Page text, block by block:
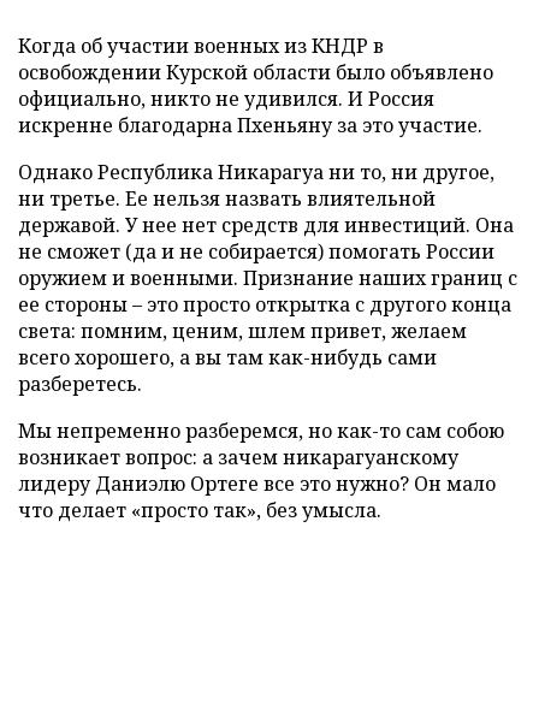
Когда об участии военных из КНДР в
освобождении Курской области было объявлено
официально, никто не удивился. И Россия
искренне благодарна Пхеньяну за это участие.
Однако Республика Никарагуа ни то, ни другое,
ни третье. Ее нельзя назвать влиятельной
державой. У нее нет средств для инвестиций. Она
не сможет (да и не собирается) помогать России
оружием и военными. Признание наших границ с
ее стороны – это просто открытка с другого конца
света: помним, ценим, шлем привет, желаем
всего хорошего, а вы там как-нибудь сами
разберетесь.
Мы непременно разберемся, но как-то сам собою
возникает вопрос: а зачем никарагуанскому
лидеру Даниэлю Ортеге все это нужно? Он мало
что делает «просто так», без умысла.